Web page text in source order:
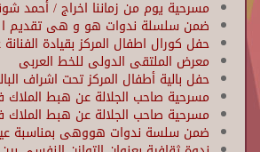
مسرحية يوم من زماننا اخراج / أحمد
ضمن سلسلة ندوات هو و هى تقديم ا
حفل كورال اطفال المركز بقيادة
معرض الملتقى الدولى للخط العربى
حفل بالية أطفال المركز تحت اشراف
مسرحية صاحب الجلالة عن هبط الملاك
مسرحية صاحب الجلالة عن هبط الملاك
ضمن سلسة ندوات هووهى بمناسبة